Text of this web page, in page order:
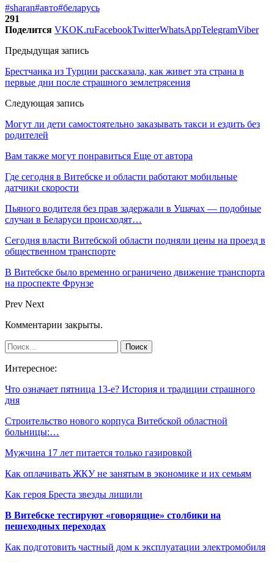
#sharan#авто#беларусь
291
Поделится VKOK.ruFacebookTwitterWhatsAppTelegramViber
Предыдущая запись
Брестчанка из Турции рассказала, как живет эта страна в
первые дни после страшного землетрясения
Следующая запись
Могут ли дети самостоятельно заказывать такси и ездить без
родителей
Вам также могут понравиться Еще от автора
Где сегодня в Витебске и области работают мобильные
датчики скорости
Пьяного водителя без прав задержали в Ушачах — подобные
случаи в Беларуси происходят…
Сегодня власти Витебской области подняли цены на проезд в
общественном транспорте
В Витебске было временно ограничено движение транспорта
на проспекте Фрунзе
Prev Next
Комментарии закрыты.
Интересное:
Что означает пятница 13-е? История и традиции страшного
дня
Строительство нового корпуса Витебской областной
больницы:…
Мужчина 17 лет питается только газировкой
Как оплачивать ЖКУ не занятым в экономике и их семьям
Как героя Бреста звезды лишили
В Витебске тестируют «говорящие» столбики на
пешеходных переходах
Как подготовить частный дом к эксплуатации электромобиля